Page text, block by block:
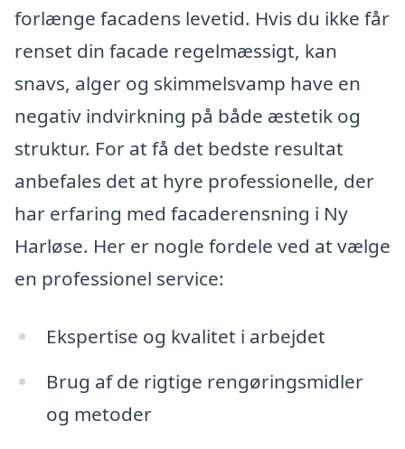
forlænge facadens levetid. Hvis du ikke får
renset din facade regelmæssigt, kan
snavs, alger og skimmelsvamp have en
negativ indvirkning på både æstetik og
struktur. For at få det bedste resultat
anbefales det at hyre professionelle, der
har erfaring med facaderensning i Ny
Harløse. Her er nogle fordele ved at vælge
en professionel service:
Ekspertise og kvalitet i arbejdet
Brug af de rigtige rengøringsmidler
og metoder